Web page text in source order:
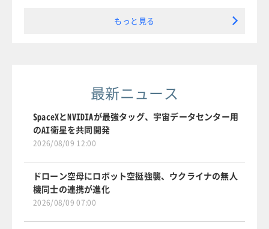
もっと見る
最新ニュース
SpaceXとNVIDIAが最強タッグ、宇宙データセンター用
のAI衛星を共同開発
2026/08/09 12:00
ドローン空母にロボット空挺強襲、ウクライナの無人
機同士の連携が進化
2026/08/09 07:00